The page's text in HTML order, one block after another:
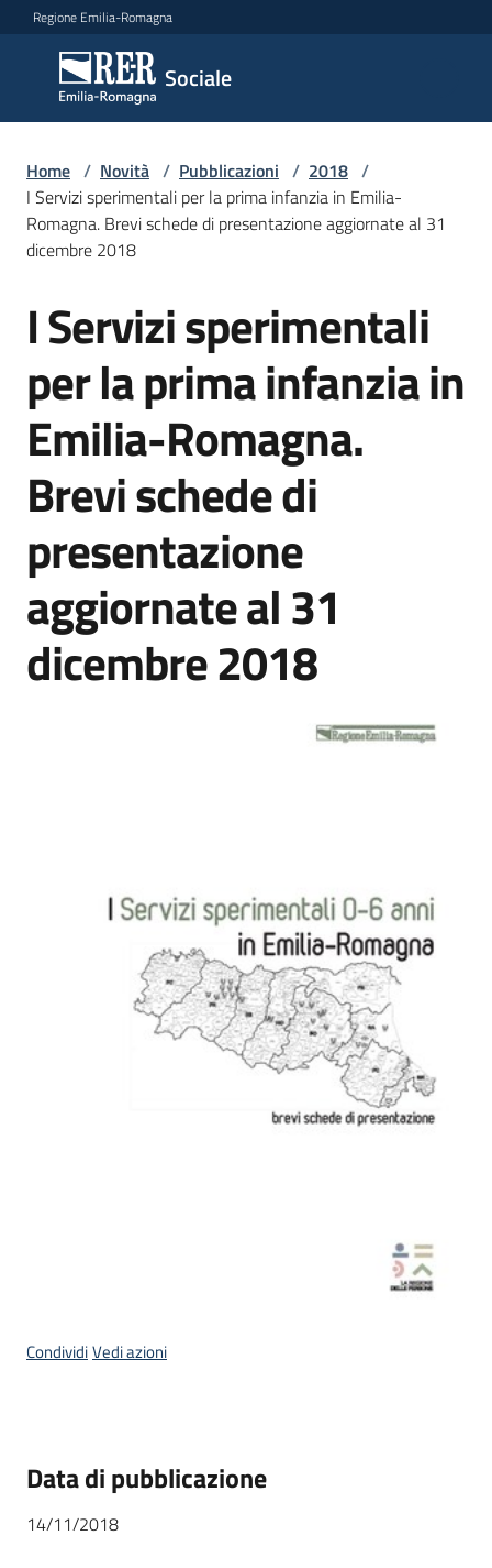
Vai al contenuto
Vai alla navigazione
Vai al footer
Regione Emilia-Romagna
Sociale
Sociale
Argomenti
Novità
Servizi
Leggi
Atti
Bandi
Piani
Programmi
Progetti
Seguici
Home / Novità / Pubblicazioni / 2018 /
I Servizi sperimentali per la prima infanzia in Emilia-
Romagna. Brevi schede di presentazione aggiornate al 31
dicembre 2018
Salta al contenuto
I Servizi sperimentali
per la prima infanzia in
Emilia-Romagna.
Brevi schede di
presentazione
aggiornate al 31
dicembre 2018
CondividiVedi azioni
Data di pubblicazione
14/11/2018